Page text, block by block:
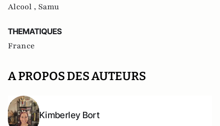
Alcool , Samu
THEMATIQUES
France
A PROPOS DES AUTEURS
Kimberley Bort